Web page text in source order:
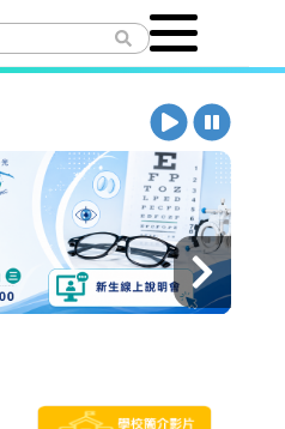
Toggle
navigation
播
放
暫
停
下